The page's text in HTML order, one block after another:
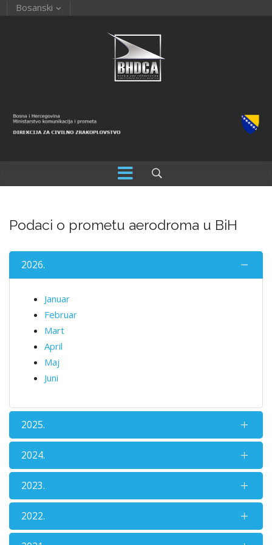
Bosanski
Podaci o prometu aerodroma u BiH
2026.
Januar
Februar
Mart
April
Maj
Juni
2025.
2024.
2023.
2022.